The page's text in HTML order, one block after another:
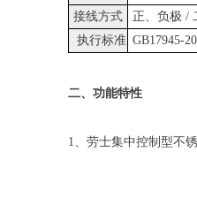
接线方式
正、负极 /
执行标准 GB17945-
二、功能特性
1、劳士集中控制型不